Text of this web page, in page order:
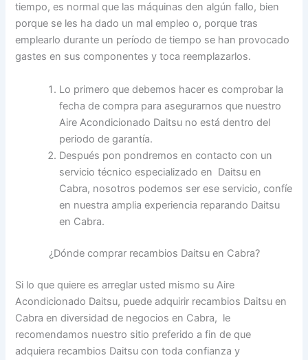
tiempo, es normal que las máquinas den algún fallo, bien
porque se les ha dado un mal empleo o, porque tras
emplearlo durante un período de tiempo se han provocado
gastes en sus componentes y toca reemplazarlos.
Lo primero que debemos hacer es comprobar la
fecha de compra para asegurarnos que nuestro
Aire Acondicionado Daitsu no está dentro del
periodo de garantía.
Después pon pondremos en contacto con un
servicio técnico especializado en Daitsu en
Cabra, nosotros podemos ser ese servicio, confíe
en nuestra amplia experiencia reparando Daitsu
en Cabra.
¿Dónde comprar recambios Daitsu en Cabra?
Si lo que quiere es arreglar usted mismo su Aire
Acondicionado Daitsu, puede adquirir recambios Daitsu en
Cabra en diversidad de negocios en Cabra, le
recomendamos nuestro sitio preferido a fin de que
adquiera recambios Daitsu con toda confianza y